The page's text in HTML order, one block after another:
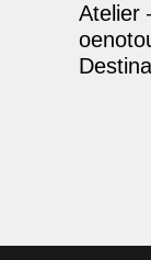
Atelier